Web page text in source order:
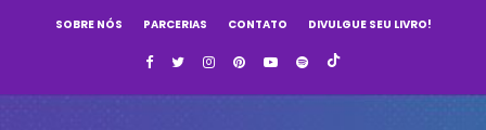
SOBRE NÓS PARCERIAS CONTATO DIVULGUE SEU LIVRO!